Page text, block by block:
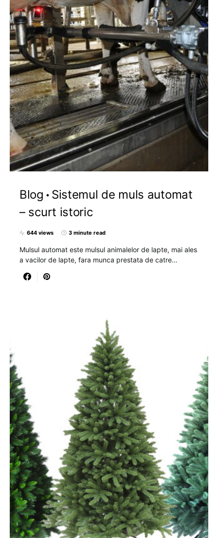
Blog
Sistemul de muls automat
– scurt istoric
644 views 3 minute read
Mulsul automat este mulsul animalelor de lapte, mai ales
a vacilor de lapte, fara munca prestata de catre…